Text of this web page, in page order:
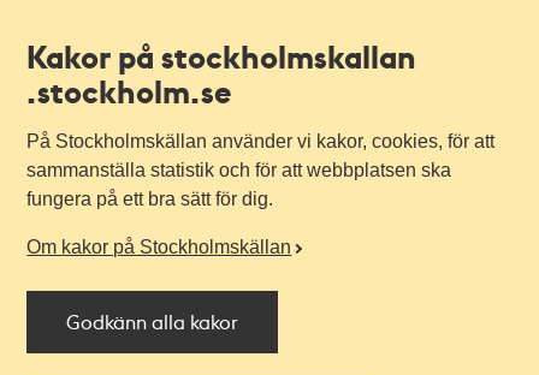
Kakor på stockholmskallan
.stockholm.se
På Stockholmskällan använder vi kakor, cookies, för att
sammanställa statistik och för att webbplatsen ska
fungera på ett bra sätt för dig.
Om kakor på Stockholmskällan
Godkänn alla kakor